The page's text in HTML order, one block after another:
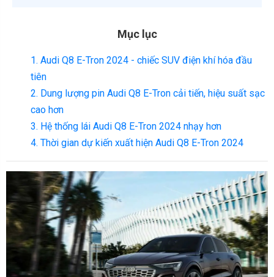
Mục lục
1. Audi Q8 E-Tron 2024 - chiếc SUV điện khí hóa đầu
tiên
2. Dung lượng pin Audi Q8 E-Tron cải tiến, hiệu suất sạc
cao hơn
3. Hệ thống lái Audi Q8 E-Tron 2024 nhạy hơn
4. Thời gian dự kiến xuất hiện Audi Q8 E-Tron 2024